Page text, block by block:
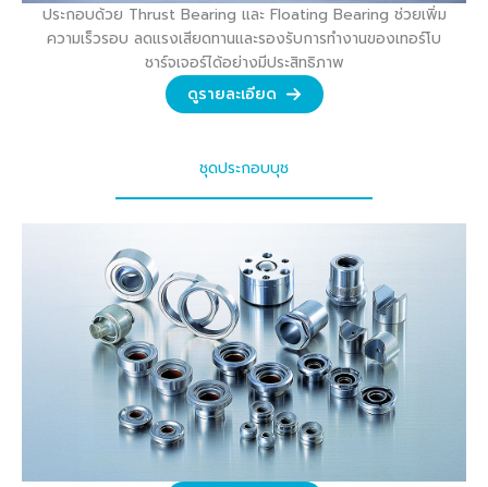
ประกอบด้วย Thrust Bearing และ Floating Bearing ช่วยเพิ่ม
ความเร็วรอบ ลดแรงเสียดทานและรองรับการทำงานของเทอร์โบ
ชาร์จเจอร์ได้อย่างมีประสิทธิภาพ
ดูรายละเอียด
ชุดประกอบบุช